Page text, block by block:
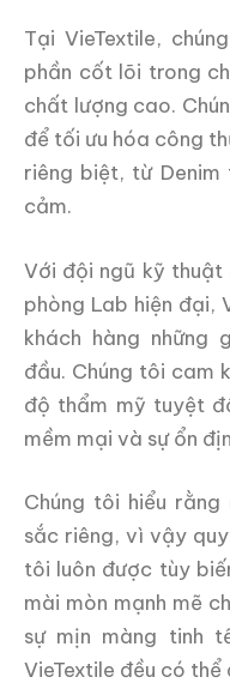
Tại VieTextile,
phần cốt lõi trong
chất lượng cao.
để tối ưu hóa công
riêng biệt, từ Denim
cảm.
Với đội ngũ kỹ thuật
phòng Lab hiện đại,
khách hàng những
đầu. Chúng tôi cam
độ thẩm mỹ tuyệt
mềm mại và sự ổn
Chúng tôi hiểu
sắc riêng, vì vậy
tôi luôn được tùy
mài mòn mạnh mẽ
sự mịn màng tinh
VieTextile đều có